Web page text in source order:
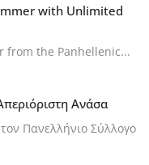
with Unlimited
from the Panhellenic...
Ανάσα
Πανελλήνιο Σύλλογο